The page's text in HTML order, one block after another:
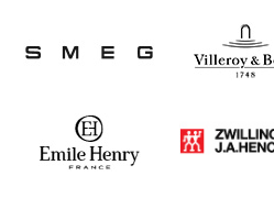
tel:
+420 725 855 200
info@gourmetacademy.cz